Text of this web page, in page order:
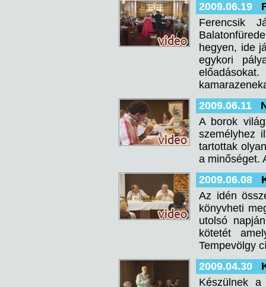
2009.06.19
Ferencsik
hegyen, ide
egykori
2009.06.11
A borok
személyhez
tartottak
a minőséget.
2009.06.08
Az idén
könyvheti
utolsó
kötetét
Tempevölgy
2009.04.30
Készülnek